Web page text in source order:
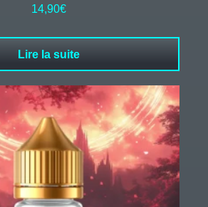
14,90€
Lire la suite